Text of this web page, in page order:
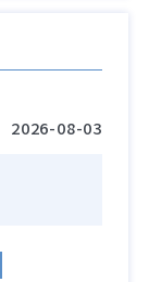
2026-08-03